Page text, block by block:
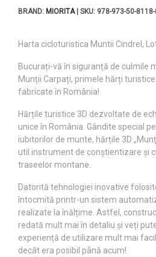
BRAND: MIORITA| SKU: 978-973-50-
Harta cicloturistica Muntii Cindrel,
Bucurați-vă în siguranță de culmile
Munții Carpați, primele hărți
fabricate în România!
Hărțile turistice 3D dezvoltate de
unice în România. Gândite special
iubitorilor de munte, hărțile 3D
util instrument de conștientizare și
traseelor montane.
Datorită tehnologiei inovative
întocmită printr-un sistem
realizate la înălțime. Astfel,
redată mult mai în detaliu și veți
experiență de utilizare mult mai
decât era posibil până acum!